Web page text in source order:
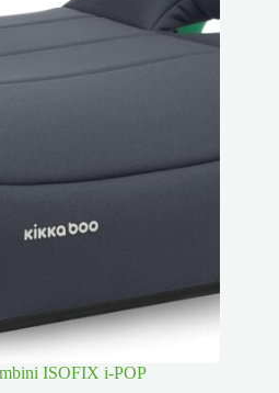
ISOFIX i-POP